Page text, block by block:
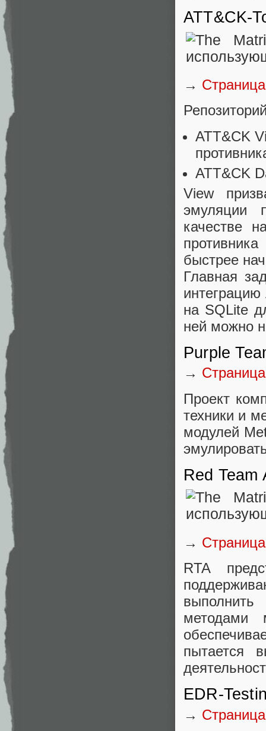
ATT&CK-
→
ATT&CK
ATT&CK
View
эмуляции
качестве
быстрее
Главная
на SQLite
ней можно
Purple
→
Проект
техники и
модулей
Red Team
→
RTA
выполнить
методами
пытается
EDR-
→